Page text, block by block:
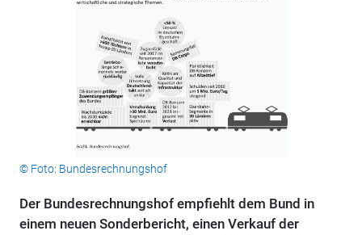
© Foto: Bundesrechnungshof
Der Bundesrechnungshof empfiehlt dem Bund in
einem neuen Sonderbericht, einen Verkauf der